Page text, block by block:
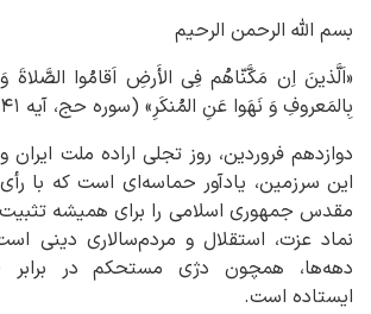
بسم الله الرحمن الرحیم
«اَلَّذینَ اِن مَکَّنّاهُم فِی الأَرضِ اَقامُوا الصَّلاةَ وَ
بِالمَعروفِ وَ نَهَوا عَنِ المُنکَرِ» (سوره حج، آیه ۴۱)
دوازدهم فروردین، روز تجلی اراده ملت
این سرزمین، یادآور حماسه‌ای است که با
مقدس جمهوری اسلامی را برای همیشه تثبیت
نماد عزت، استقلال و مردم‌سالاری دینی
دهه‌ها، همچون دژی مستحکم در
ایستاده است.